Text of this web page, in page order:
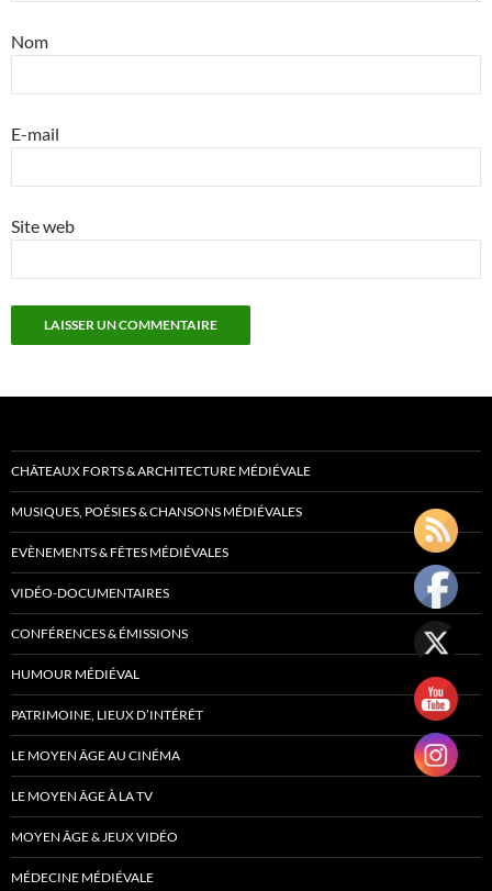
Nom
E-mail
Site web
CHÂTEAUX FORTS & ARCHITECTURE MÉDIÉVALE
MUSIQUES, POÉSIES & CHANSONS MÉDIÉVALES
EVÈNEMENTS & FÊTES MÉDIÉVALES
VIDÉO-DOCUMENTAIRES
CONFÉRENCES & ÉMISSIONS
HUMOUR MÉDIÉVAL
PATRIMOINE, LIEUX D’INTÉRÊT
LE MOYEN ÂGE AU CINÉMA
LE MOYEN ÂGE À LA TV
MOYEN ÂGE & JEUX VIDÉO
MÉDECINE MÉDIÉVALE